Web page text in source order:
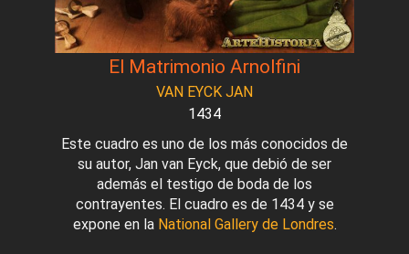
El Matrimonio Arnolfini
VAN EYCK JAN
1434
Este cuadro es uno de los más conocidos de
su autor, Jan van Eyck, que debió de ser
además el testigo de boda de los
contrayentes. El cuadro es de 1434 y se
expone en la National Gallery de Londres.